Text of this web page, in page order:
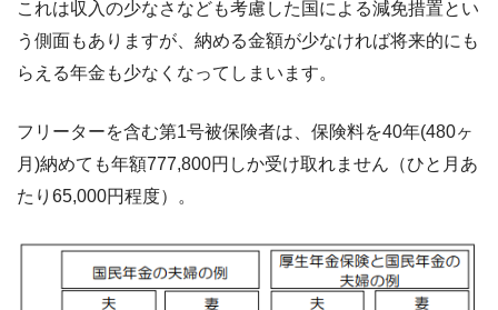
これは収入の少なさなども考慮した国による減免措置とい
う側面もありますが、納める金額が少なければ将来的にも
らえる年金も少なくなってしまいます。
フリーターを含む第1号被保険者は、保険料を40年(480ヶ
月)納めても年額777,800円しか受け取れません（ひと月あ
たり65,000円程度）。